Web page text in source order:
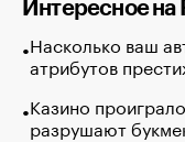
Интересное на
Насколько ваш
атрибутов
Казино
разрушают